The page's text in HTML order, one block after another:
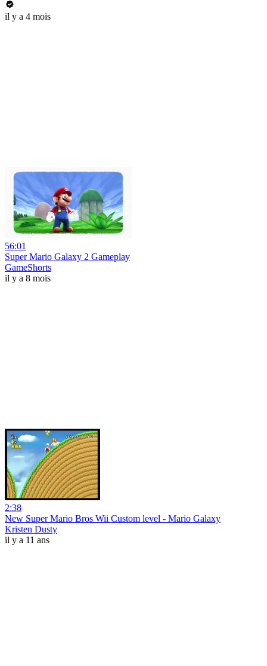
il y a 4 mois
56:01
Super Mario Galaxy 2 Gameplay
GameShorts
il y a 8 mois
2:38
New Super Mario Bros Wii Custom level - Mario Galaxy
Kristen Dusty
il y a 11 ans